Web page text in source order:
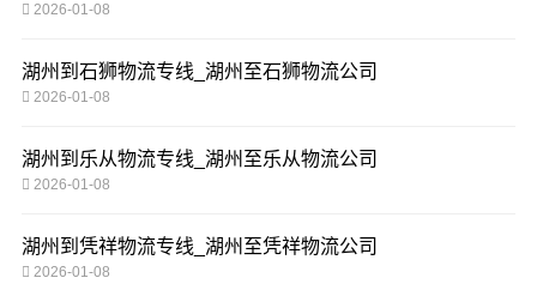
2026-01-08
湖州到石狮物流专线_湖州至石狮物流公司
2026-01-08
湖州到乐从物流专线_湖州至乐从物流公司
2026-01-08
湖州到凭祥物流专线_湖州至凭祥物流公司
2026-01-08